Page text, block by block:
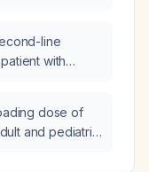
line
with
dose of
and pediatric